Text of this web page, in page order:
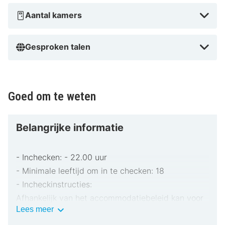
van Ribnitzer Großes Moor.
Dicht bij Strand van Dierhagen
Aantal kamers
Gesproken talen
Goed om te weten
Belangrijke informatie
- Inchecken: - 22.00 uur
- Minimale leeftijd om in te checken: 18
- Incheckinstructies:
Afhankelijk van het accommodatiebeleid kan voor
extra personen een toeslag in rekening worden
Lees meerBelangrijke